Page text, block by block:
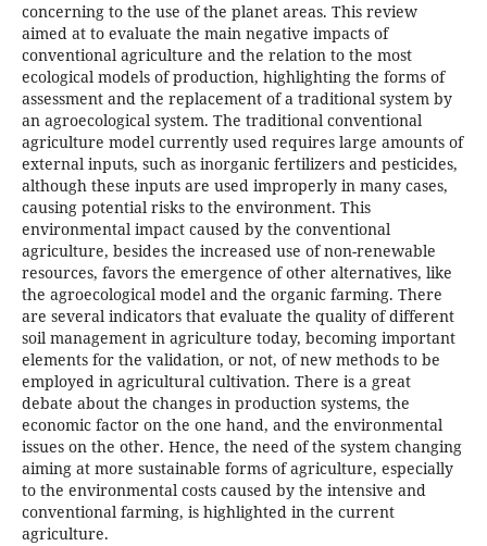
concerning to the use of the planet areas. This review
aimed at to evaluate the main negative impacts of
conventional agriculture and the relation to the most
ecological models of production, highlighting the forms of
assessment and the replacement of a traditional system by
an agroecological system. The traditional conventional
agriculture model currently used requires large amounts of
external inputs, such as inorganic fertilizers and pesticides,
although these inputs are used improperly in many cases,
causing potential risks to the environment. This
environmental impact caused by the conventional
agriculture, besides the increased use of non-renewable
resources, favors the emergence of other alternatives, like
the agroecological model and the organic farming. There
are several indicators that evaluate the quality of different
soil management in agriculture today, becoming important
elements for the validation, or not, of new methods to be
employed in agricultural cultivation. There is a great
debate about the changes in production systems, the
economic factor on the one hand, and the environmental
issues on the other. Hence, the need of the system changing
aiming at more sustainable forms of agriculture, especially
to the environmental costs caused by the intensive and
conventional farming, is highlighted in the current
agriculture.